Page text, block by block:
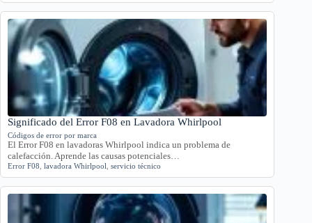
Significado del Error F08 en Lavadora Whirlpool
Códigos de error por marca
El Error F08 en lavadoras Whirlpool indica un problema de
calefacción. Aprende las causas potenciales…
Error F08 lavadora Whirlpool servicio técnico